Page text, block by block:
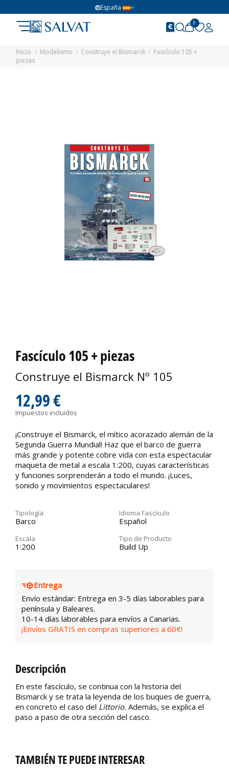
España
0
Inicio Modelismo Construye el Bismarck
Fascículo 105 +
piezas
Fascículo 105 + piezas
Construye el Bismarck Nº 105
12,99 €
Impuestos incluidos
¡Construye el Bismarck, el mítico acorazado alemán de la
Segunda Guerra Mundial! Haz que el barco de guerra
más grande y potente cobre vida con esta espectacular
maqueta de metal a escala 1:200, cuyas características
y funciones sorprenderán a todo el mundo. ¡Luces,
sonido y movimientos espectaculares!
Tipología
Barco
Idioma Fascículo
Español
Escala
1:200
Tipo de Producto
Build Up
Entrega
Envío estándar: Entrega en 3-5 días laborables para
península y Baleares.
10-14 días laborables para envíos a Canarias.
¡Envíos GRATIS en compras superiores a 60€!
Descripción
En este fascículo, se continua con la historia del
Bismarck y se trata la leyenda de los buques de guerra,
en concreto el caso del Littorio. Además, se explica el
paso a paso de otra sección del casco.
TAMBIÉN TE PUEDE INTERESAR